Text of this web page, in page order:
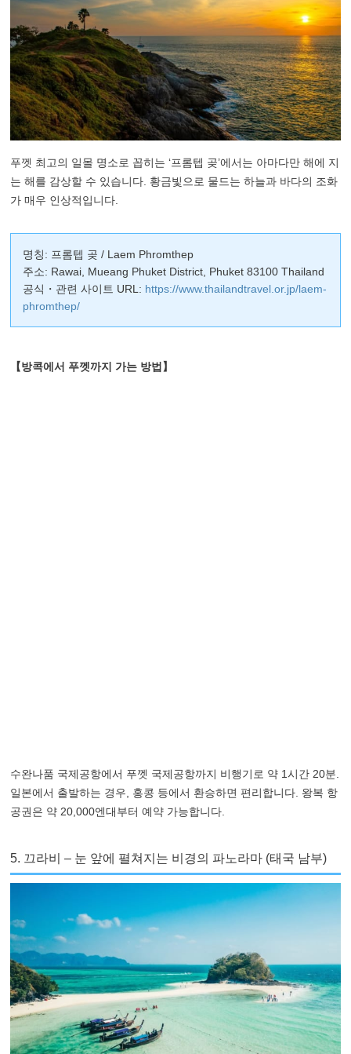
푸껫 최고의 일몰 명소로 꼽히는 ‘프롬텝 곶’에서는 아마다만 해에 지
는 해를 감상할 수 있습니다. 황금빛으로 물드는 하늘과 바다의 조화
가 매우 인상적입니다.
명칭: 프롬텝 곶 / Laem Phromthep
주소: Rawai, Mueang Phuket District, Phuket 83100 Thailand
공식・관련 사이트 URL: https://www.thailandtravel.or.jp/laem-
phromthep/
【방콕에서 푸껫까지 가는 방법】
수완나품 국제공항에서 푸껫 국제공항까지 비행기로 약 1시간 20분.
일본에서 출발하는 경우, 홍콩 등에서 환승하면 편리합니다. 왕복 항
공권은 약 20,000엔대부터 예약 가능합니다.
5. 끄라비 – 눈 앞에 펼쳐지는 비경의 파노라마 (태국 남부)